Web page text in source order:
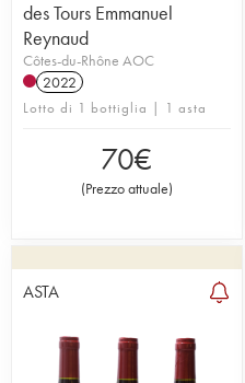
des Tours Emmanuel
Reynaud
Côtes-du-Rhône AOC
2022
Lotto di 1 bottiglia | 1 asta
70€
(Prezzo attuale)
ASTA